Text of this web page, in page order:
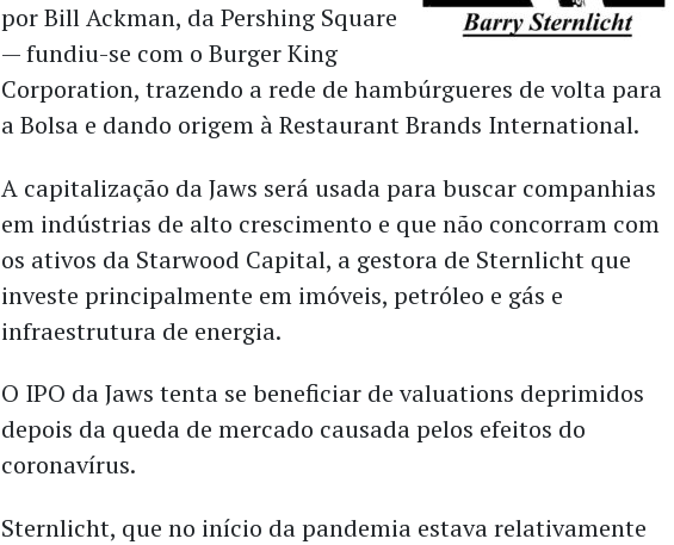
por Bill Ackman, da Pershing Square
— fundiu-se com o Burger King
Corporation, trazendo a rede de hambúrgueres de volta para
a Bolsa e dando origem à Restaurant Brands International.
A capitalização da Jaws será usada para buscar companhias
em indústrias de alto crescimento e que não concorram com
os ativos da Starwood Capital, a gestora de Sternlicht que
investe principalmente em imóveis, petróleo e gás e
infraestrutura de energia.
O IPO da Jaws tenta se beneficiar de valuations deprimidos
depois da queda de mercado causada pelos efeitos do
coronavírus.
Sternlicht, que no início da pandemia estava relativamente